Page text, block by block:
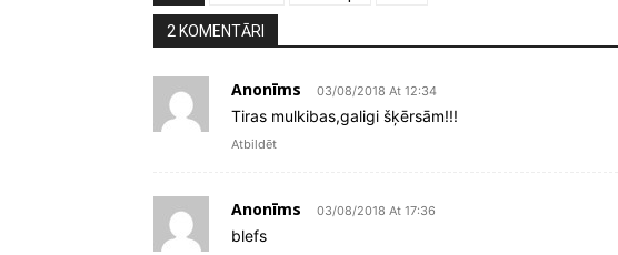
2 KOMENTĀRI
Anonīms 03/08/2018 At 12:34
Tiras mulkibas,galigi šķērsām!!!
Atbildēt
Anonīms 03/08/2018 At 17:36
blefs